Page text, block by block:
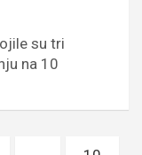
su tri
na 10